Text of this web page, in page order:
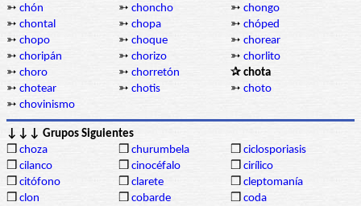
➳ chón ➳ choncho ➳ chongo
➳ chontal ➳ chopa ➳ chóped
➳ chopo ➳ choque ➳ chorear
➳ choripán ➳ chorizo ➳ chorlito
➳ choro ➳ chorretón
✰ chota
➳ chotear ➳ chotis ➳ choto
➳ chovinismo
↓↓↓ Grupos Siguientes
❒ choza ❒ churumbela ❒ ciclosporiasis
❒ cilanco ❒ cinocéfalo ❒ cirílico
❒ citófono ❒ clarete ❒ cleptomanía
❒ clon ❒ cobarde ❒ coda